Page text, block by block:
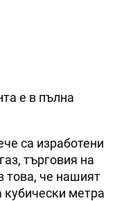
е в пълна
са изработени
търговия на
това, че нашият
кубически метра